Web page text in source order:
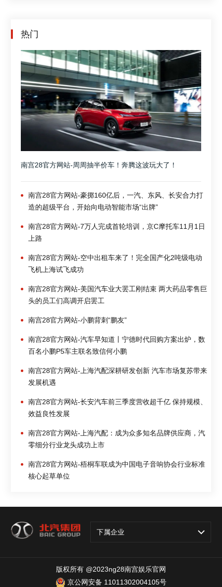
热门
南宫28官方网站-周周抽半价车！奔腾这波玩大了！
南宫28官方网站-豪掷160亿后，一汽、东风、长安合力打
造的超级平台，开始向电动智能市场“出牌”
南宫28官方网站-7万人完成首轮培训，京C摩托车11月1日
上路
南宫28官方网站-空中出租车来了！完全国产化2吨级电动
飞机上海试飞成功
南宫28官方网站-美国汽车业大罢工刚结束 两大药品零售巨
头的员工们高调开启罢工
南宫28官方网站-小鹏背刺“鹏友”
南宫28官方网站-汽车早知道丨宁德时代回购方案出炉，数
百名小鹏P5车主联名致信何小鹏
南宫28官方网站-上海汽配深耕研发创新 汽车市场复苏带来
发展机遇
南宫28官方网站-长安汽车前三季度营收超千亿 保持规模、
效益良性发展
南宫28官方网站-上海汽配：成为众多知名品牌供应商，汽
零细分行业龙头成功上市
南宫28官方网站-梧桐车联成为中国电子音响协会行业标准
核心起草单位
下属企业
版权所有 @2023ng28南宫娱乐官网
京公网安备 11011302004105号